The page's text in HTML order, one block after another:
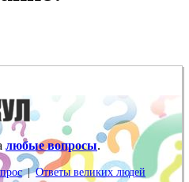
любые вопросы.
|Ответы великих людей